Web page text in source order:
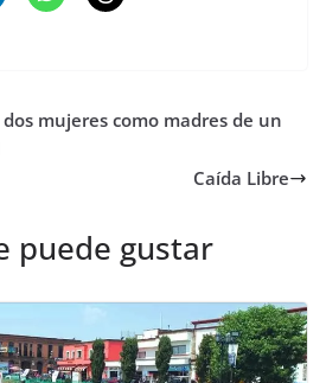
mujeres como madres de un
Caída Libre
puede gustar